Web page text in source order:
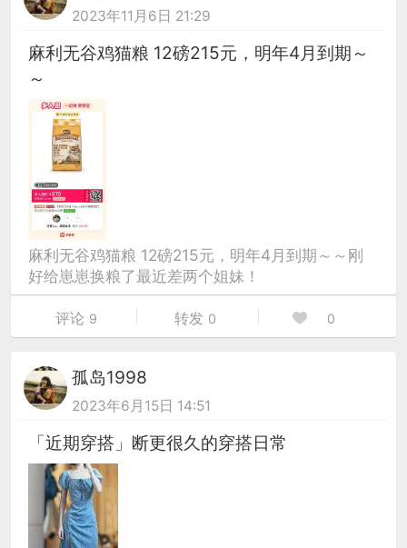
2023年11月6日 21:29
麻利无谷鸡猫粮 12磅215元，明年4月到期～
～
麻利无谷鸡猫粮 12磅215元，明年4月到期～～刚
好给崽崽换粮了最近差两个姐妹！
评论 9 转发 0 0
孤岛1998
2023年6月15日 14:51
「近期穿搭」断更很久的穿搭日常